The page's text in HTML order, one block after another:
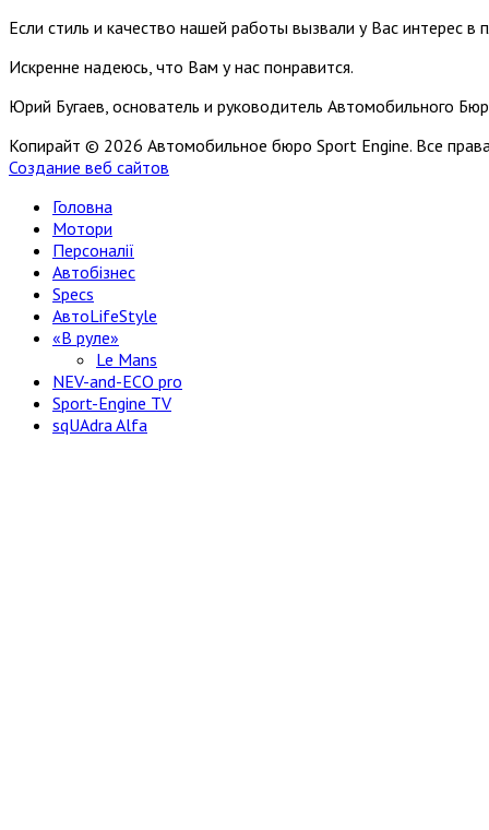
Если стиль и качество нашей работы вызвали у Вас интерес в
Искренне надеюсь, что Вам у нас понравится.
Юрий Бугаев, основатель и руководитель Автомобильного
Копирайт © 2026 Автомобильное бюро Sport Engine. Все
Создание веб сайтов
Головна
Мотори
Персоналії
Автобізнес
Specs
АвтоLifeStyle
«В руле»
Le Mans
NEV-and-ECO pro
Sport-Engine TV
sqUAdra Alfa